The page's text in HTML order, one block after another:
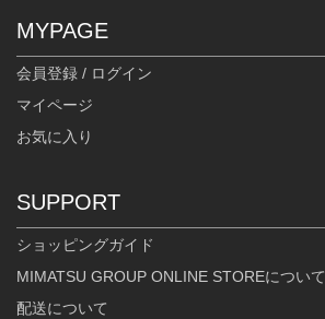
MYPAGE
会員登録 / ログイン
マイページ
お気に入り
SUPPORT
ショッピングガイド
MIMATSU GROUP ONLINE STOREについて
配送について